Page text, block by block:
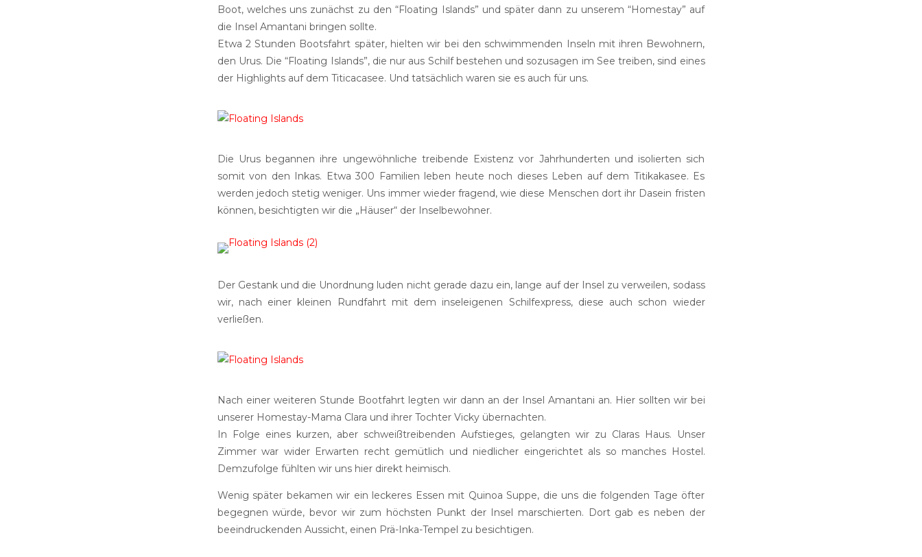
Boot, welches uns zunächst zu den “Floating Islands” und später dann zu unserem “Homestay” auf
die Insel Amantani bringen sollte.
Etwa 2 Stunden Bootsfahrt später, hielten wir bei den schwimmenden Inseln mit ihren Bewohnern,
den Urus. Die “Floating Islands”, die nur aus Schilf bestehen und sozusagen im See treiben, sind eines
der Highlights auf dem Titicacasee. Und tatsächlich waren sie es auch für uns.
Die Urus begannen ihre ungewöhnliche treibende Existenz vor Jahrhunderten und isolierten sich
somit von den Inkas. Etwa 300 Familien leben heute noch dieses Leben auf dem Titikakasee. Es
werden jedoch stetig weniger. Uns immer wieder fragend, wie diese Menschen dort ihr Dasein fristen
können, besichtigten wir die „Häuser“ der Inselbewohner.
Der Gestank und die Unordnung luden nicht gerade dazu ein, lange auf der Insel zu verweilen, sodass
wir, nach einer kleinen Rundfahrt mit dem inseleigenen Schilfexpress, diese auch schon wieder
verließen.
Nach einer weiteren Stunde Bootfahrt legten wir dann an der Insel Amantani an. Hier sollten wir bei
unserer Homestay-Mama Clara und ihrer Tochter Vicky übernachten.
In Folge eines kurzen, aber schweißtreibenden Aufstieges, gelangten wir zu Claras Haus. Unser
Zimmer war wider Erwarten recht gemütlich und niedlicher eingerichtet als so manches Hostel.
Demzufolge fühlten wir uns hier direkt heimisch.
Wenig später bekamen wir ein leckeres Essen mit Quinoa Suppe, die uns die folgenden Tage öfter
begegnen würde, bevor wir zum höchsten Punkt der Insel marschierten. Dort gab es neben der
beeindruckenden Aussicht, einen Prä-Inka-Tempel zu besichtigen.